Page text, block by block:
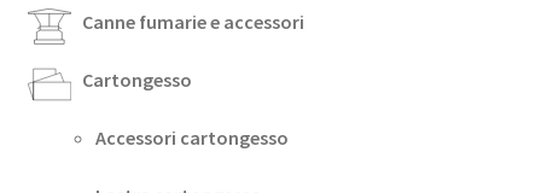
Canne fumarie e accessori
Cartongesso
Accessori cartongesso